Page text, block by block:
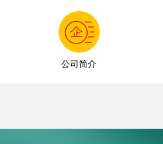
公司简介